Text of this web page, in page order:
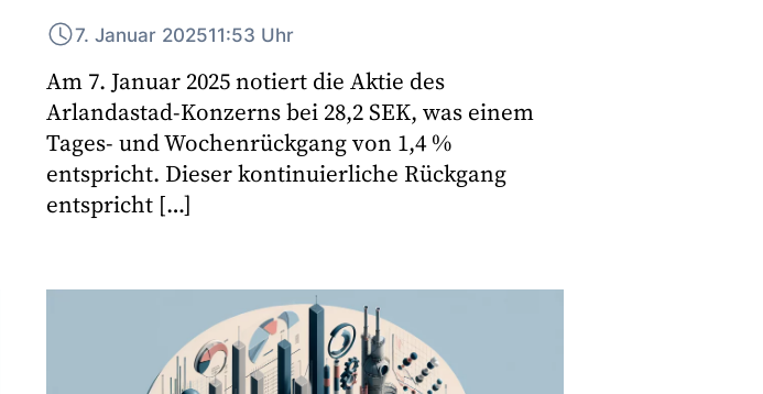
7. Januar 202511:53 Uhr
Am 7. Januar 2025 notiert die Aktie des
Arlandastad-Konzerns bei 28,2 SEK, was einem
Tages- und Wochenrückgang von 1,4 %
entspricht. Dieser kontinuierliche Rückgang
entspricht […]